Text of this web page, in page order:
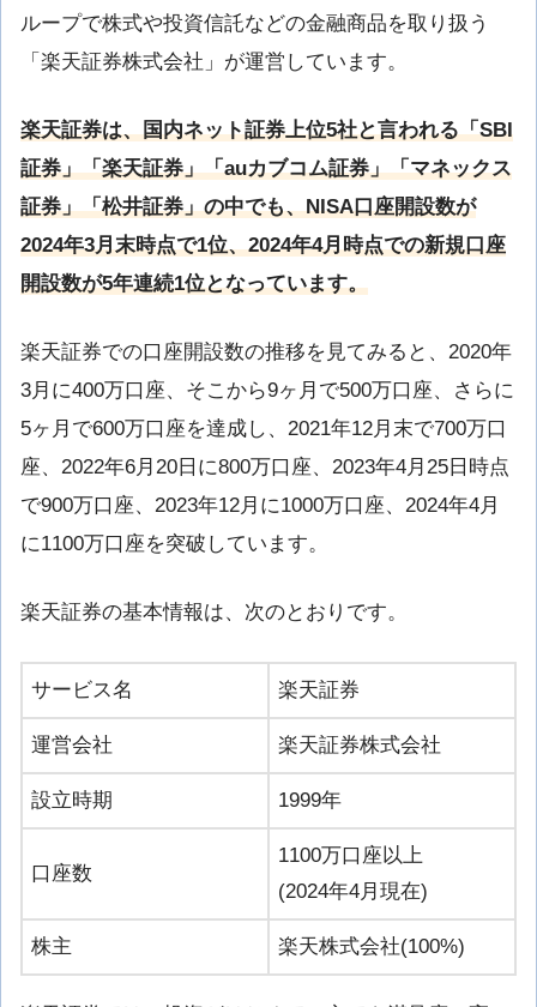
ループで株式や投資信託などの金融商品を取り扱う
「楽天証券株式会社」が運営しています。
楽天証券は、国内ネット証券上位5社と言われる「SBI
証券」「楽天証券」「auカブコム証券」「マネックス
証券」「松井証券」の中でも、NISA口座開設数が
2024年3月末時点で1位、2024年4月時点での新規口座
開設数が5年連続1位となっています。
楽天証券での口座開設数の推移を見てみると、2020年
3月に400万口座、そこから9ヶ月で500万口座、さらに
5ヶ月で600万口座を達成し、2021年12月末で700万口
座、2022年6月20日に800万口座、2023年4月25日時点
で900万口座、2023年12月に1000万口座、2024年4月
に1100万口座を突破しています。
楽天証券の基本情報は、次のとおりです。
サービス名 楽天証券
運営会社 楽天証券株式会社
設立時期 1999年
口座数
1100万口座以上
(2024年4月現在)
株主 楽天株式会社(100%)